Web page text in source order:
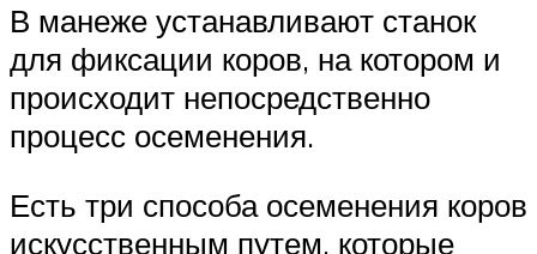
В манеже устанавливают станок
для фиксации коров, на котором и
происходит непосредственно
процесс осеменения.
Есть три способа осеменения коров
искусственным путем, которые